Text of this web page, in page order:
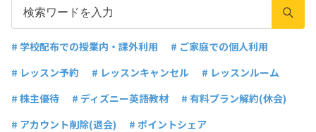
# 学校配布での授業内・課外利用
# ご家庭での個人利用
# レッスン予約
# レッスンキャンセル
# レッスンルーム
# 株主優待
# ディズニー英語教材
# 有料プラン解約(休会)
# アカウント削除(退会)
# ポイントシェア